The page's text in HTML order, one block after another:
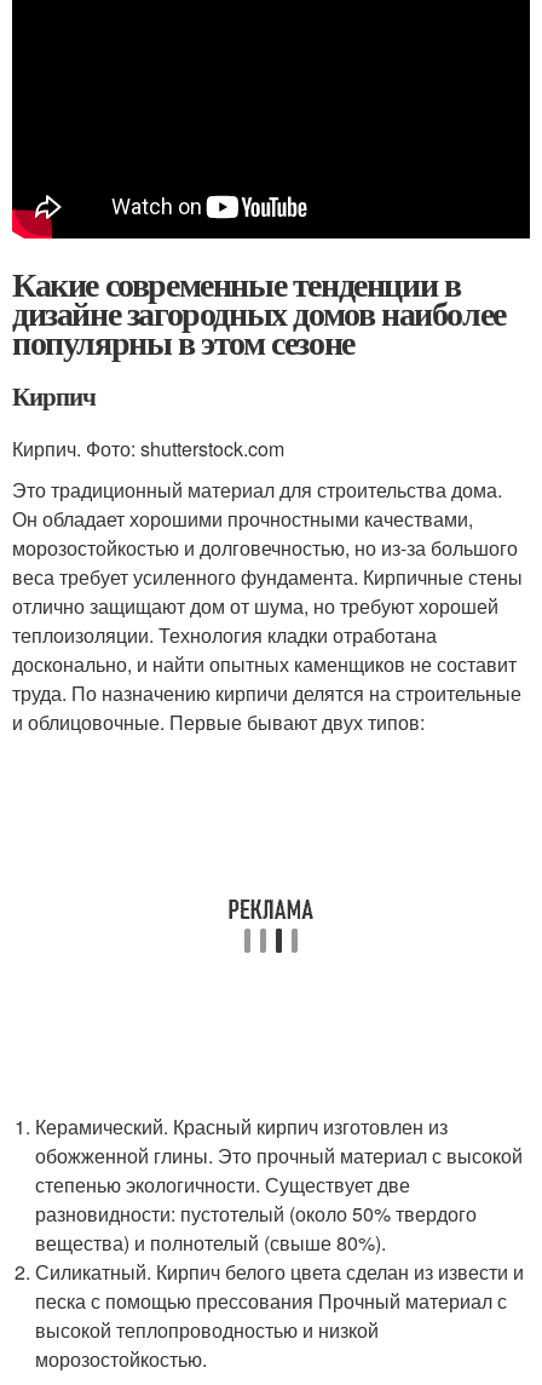
Какие современные тенденции в
дизайне загородных домов наиболее
популярны в этом сезоне
Кирпич
Кирпич. Фото: shutterstock.com
Это традиционный материал для строительства дома.
Он обладает хорошими прочностными качествами,
морозостойкостью и долговечностью, но из-за большого
веса требует усиленного фундамента. Кирпичные стены
отлично защищают дом от шума, но требуют хорошей
теплоизоляции. Технология кладки отработана
досконально, и найти опытных каменщиков не составит
труда. По назначению кирпичи делятся на строительные
и облицовочные. Первые бывают двух типов:
Керамический. Красный кирпич изготовлен из
обожженной глины. Это прочный материал с высокой
степенью экологичности. Существует две
разновидности: пустотелый (около 50% твердого
вещества) и полнотелый (свыше 80%).
Силикатный. Кирпич белого цвета сделан из извести и
песка с помощью прессования Прочный материал с
высокой теплопроводностью и низкой
морозостойкостью.